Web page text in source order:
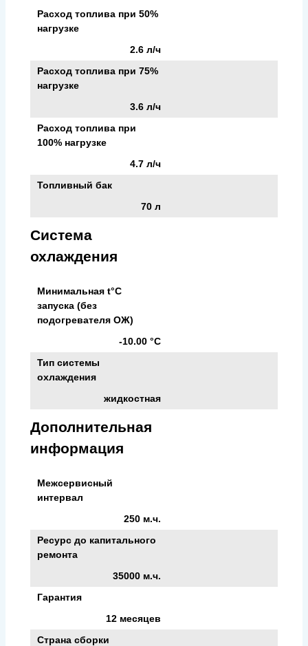
Расход топлива при 50%
нагрузке
2.6 л/ч
Расход топлива при 75%
нагрузке
3.6 л/ч
Расход топлива при
100% нагрузке
4.7 л/ч
Топливный бак
70 л
Система
охлаждения
Минимальная t°С
запуска (без
подогревателя ОЖ)
-10.00 °С
Тип системы
охлаждения
жидкостная
Дополнительная
информация
Межсервисный
интервал
250 м.ч.
Ресурс до капитального
ремонта
35000 м.ч.
Гарантия
12 месяцев
Страна сборки